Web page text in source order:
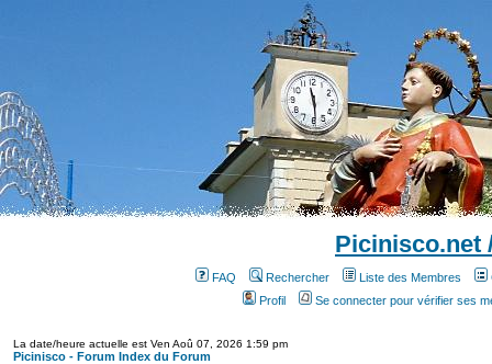
Picinisco.net
FAQ Rechercher Liste des Membres
Profil
Se connecter pour vérifier ses
La date/heure actuelle est Ven Aoû 07, 2026 1:59 pm
Picinisco - Forum Index du Forum